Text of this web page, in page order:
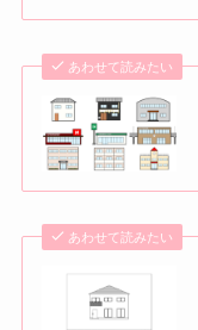
あわせて読みたい
あわせて読みたい